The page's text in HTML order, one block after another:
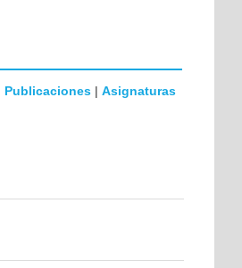
Publicaciones | Asignaturas